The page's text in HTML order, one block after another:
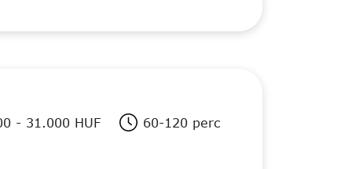
- 31.000 HUF 60-120 perc